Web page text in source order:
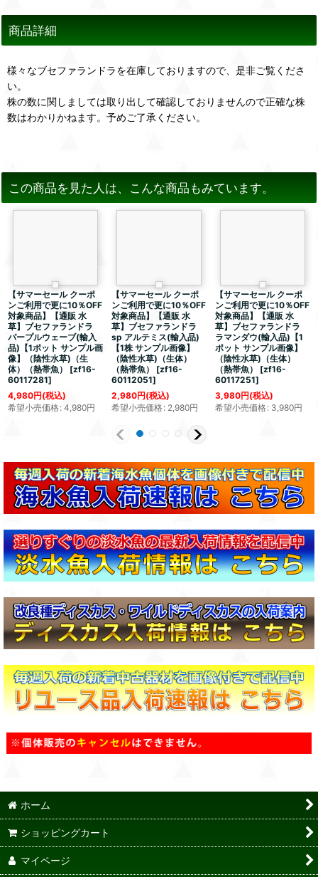
商品詳細
様々なブセファランドラを在庫しておりますので、是非ご覧くださ
い。
株の数に関しましては取り出して確認しておりませんので正確な株
数はわかりかねます。予めご了承ください。
この商品を見た人は、こんな商品もみています。
【サマーセール クーポ
ンご利用で更に10％OFF
対象商品】【通販 水
草】ブセファランドラ
パープルウェーブ(輸入
品)【1ポット サンプル画
像】（陰性水草)（生
体）（熱帯魚）
[zf16-
60117281]
4,980円(税込)
希望小売価格: 4,980円
【サマーセール クーポ
ンご利用で更に10％OFF
対象商品】【通販 水
草】ブセファランドラ
sp アルテミス(輸入品)
【1株 サンプル画像】
（陰性水草)（生体）
（熱帯魚）
[zf16-
60112051]
2,980円(税込)
希望小売価格: 2,980円
【サマーセール クーポ
ンご利用で更に10％OFF
対象商品】【通販 水
草】ブセファランドラ
ラマンダウ(輸入品)【1
ポット サンプル画像】
（陰性水草)（生体）
（熱帯魚）
[zf16-
60117251]
3,980円(税込)
希望小売価格: 3,980円
ホーム
ショッピングカート
マイページ